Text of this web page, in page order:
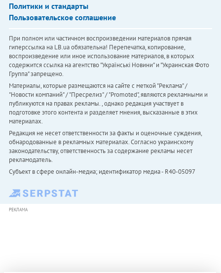
Политики и стандарты
Пользовательское соглашение
При полном или частичном воспроизведении материалов прямая
гиперссылка на LB.ua обязательна! Перепечатка, копирование,
воспроизведение или иное использование материалов, в которых
содержится ссылка на агентство "Українськi Новини" и "Украинская Фото
Группа" запрещено.
Материалы, которые размещаются на сайте с меткой "Реклама" /
"Новости компаний" / "Пресрелиз" / "Promoted", являются рекламными и
публикуются на правах рекламы. , однако редакция участвует в
подготовке этого контента и разделяет мнения, высказанные в этих
материалах.
Редакция не несет ответственности за факты и оценочные суждения,
обнародованные в рекламных материалах. Согласно украинскому
законодательству, ответственность за содержание рекламы несет
рекламодатель.
Субъект в сфере онлайн-медиа; идентификатор медиа - R40-05097
РЕКЛАМА